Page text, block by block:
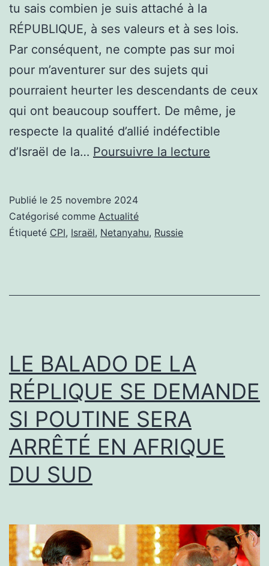
tu sais combien je suis attaché à la
RÉPUBLIQUE, à ses valeurs et à ses lois.
Par conséquent, ne compte pas sur moi
pour m’aventurer sur des sujets qui
pourraient heurter les descendants de ceux
qui ont beaucoup souffert. De même, je
respecte la qualité d’allié indéfectible
d’Israël de la… Poursuivre la lecture
Publié le 25 novembre 2024
Catégorisé comme Actualité
Étiqueté CPI, Israël, Netanyahu, Russie
LE BALADO DE LA
RÉPLIQUE SE DEMANDE
SI POUTINE SERA
ARRÊTÉ EN AFRIQUE
DU SUD